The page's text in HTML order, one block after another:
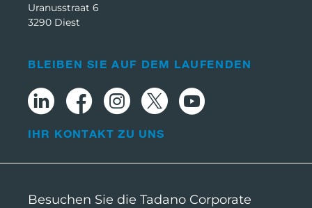
Uranusstraat 6
3290 Diest
BLEIBEN SIE AUF DEM LAUFENDEN
IHR KONTAKT ZU UNS
Besuchen Sie die Tadano Corporate